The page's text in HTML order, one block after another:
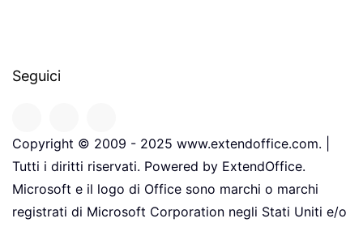
Seguici
Copyright © 2009 - 2025 www.extendoffice.com. |
Tutti i diritti riservati. Powered by ExtendOffice.
Microsoft e il logo di Office sono marchi o marchi
registrati di Microsoft Corporation negli Stati Uniti e/o